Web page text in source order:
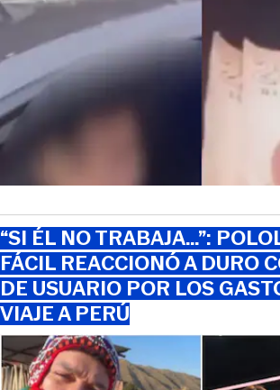
“SI ÉL NO TRABAJA…”:
FÁCIL REACCIONÓ A DURO
DE USUARIO POR LOS
VIAJE A PERÚ